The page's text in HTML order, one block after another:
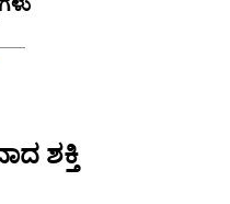
ಶಕ್ತಿ